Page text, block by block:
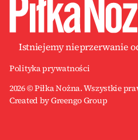
Istniejemy nieprzerwanie
Polityka prywatności
2026 © Piłka Nożna. Wszystkie
Created by Greengo Group